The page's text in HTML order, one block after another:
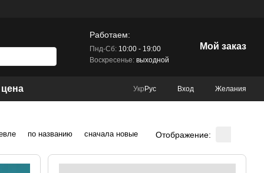
Работаем:
Пнд-Сб:10:00 - 19:00
Воскресенье:выходной
Мой заказ
Укр Рус Вход Желания
по названию сначала новые Отображение: